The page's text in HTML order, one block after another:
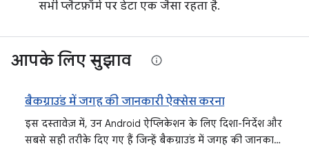
सभी प्लैटफ़ॉर्म पर डेटा एक जैसा रहता है.
आपके लिए सुझाव
बैकग्राउंड में जगह की जानकारी ऐक्सेस करना
इस दस्तावेज़ में, उन Android ऐप्लिकेशन के लिए दिशा-निर्देश और
सबसे सही तरीके दिए गए हैं जिन्हें बैकग्राउंड में जगह की जानकारी